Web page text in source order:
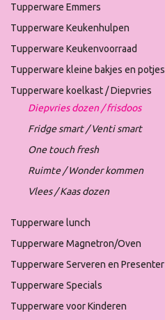
Tupperware Emmers
Tupperware Keukenhulpen
Tupperware Keukenvoorraad
Tupperware kleine bakjes en potjes
Tupperware koelkast / Diepvries
Diepvries dozen / frisdoos
Fridge smart / Venti smart
One touch fresh
Ruimte / Wonder kommen
Vlees / Kaas dozen
Tupperware lunch
Tupperware Magnetron/Oven
Tupperware Serveren en Presenter
Tupperware Specials
Tupperware voor Kinderen